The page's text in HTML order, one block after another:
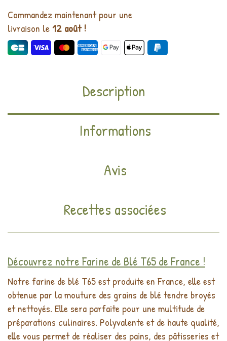
Commandez maintenant pour une
livraison le12 août !
Description
Informations
Avis
Recettes associées
Découvrez notre Farine de Blé T65 de France !
Notre farine de blé T65 est produite en France, elle est
obtenue par la mouture des grains de blé tendre broyés
et nettoyés. Elle sera parfaite pour une multitude de
préparations culinaires. Polyvalente et de haute qualité,
elle vous permet de réaliser des pains, des pâtisseries et